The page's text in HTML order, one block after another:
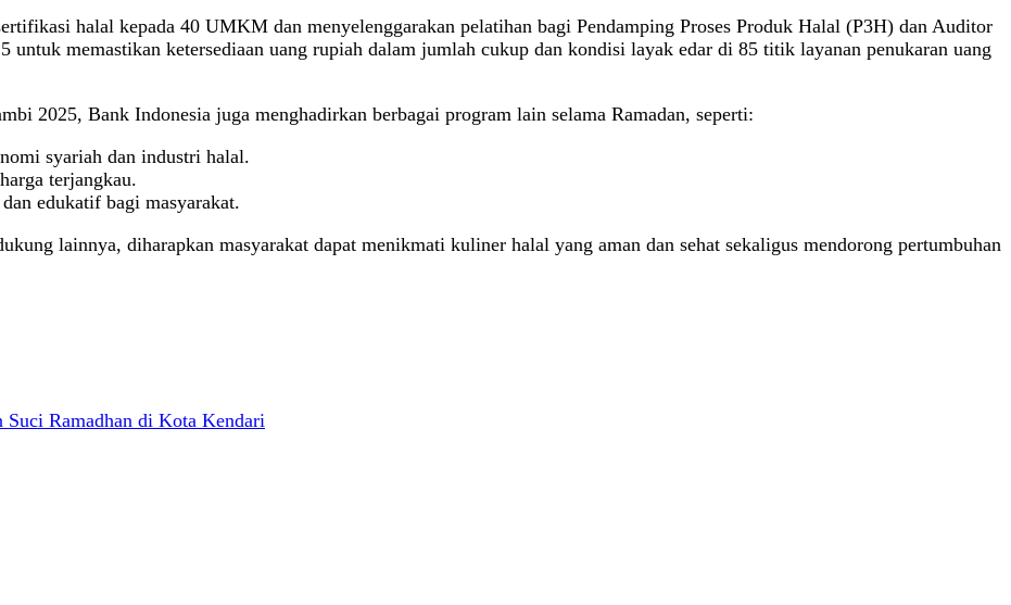
halal kepada 40 UMKM dan menyelenggarakan pelatihan bagi Pendamping Proses Produk Halal (P3H) dan Auditor
memastikan ketersediaan uang rupiah dalam jumlah cukup dan kondisi layak edar di 85 titik layanan penukaran uang
2025, Bank Indonesia juga menghadirkan berbagai program lain selama Ramadan, seperti:
syariah dan industri halal.
terjangkau.
edukatif bagi masyarakat.
lainnya, diharapkan masyarakat dapat menikmati kuliner halal yang aman dan sehat sekaligus mendorong pertumbuhan
Ramadhan di Kota Kendari